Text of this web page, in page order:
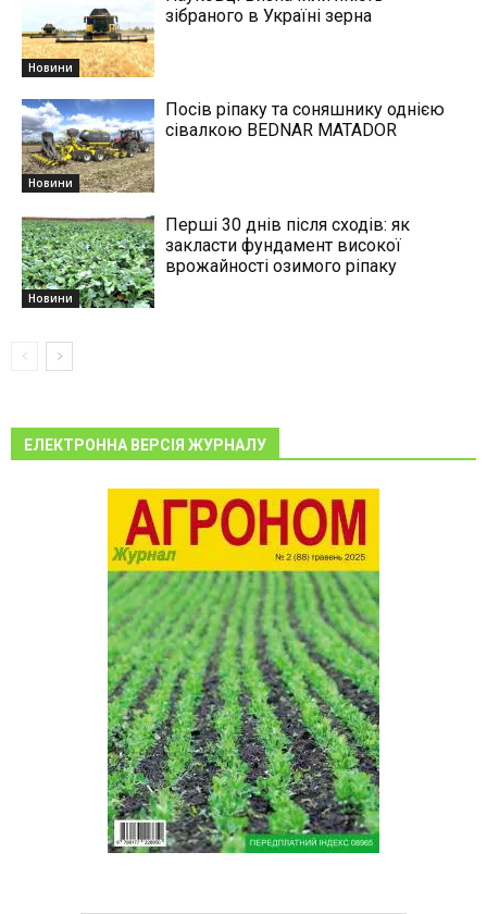
Новини
зібраного в Україні зерна
Новини
Посів ріпаку та соняшнику однією
сівалкою BEDNAR MATADOR
Новини
Перші 30 днів після сходів: як
закласти фундамент високої
врожайності озимого ріпаку
ЕЛЕКТРОННА ВЕРСІЯ ЖУРНАЛУ